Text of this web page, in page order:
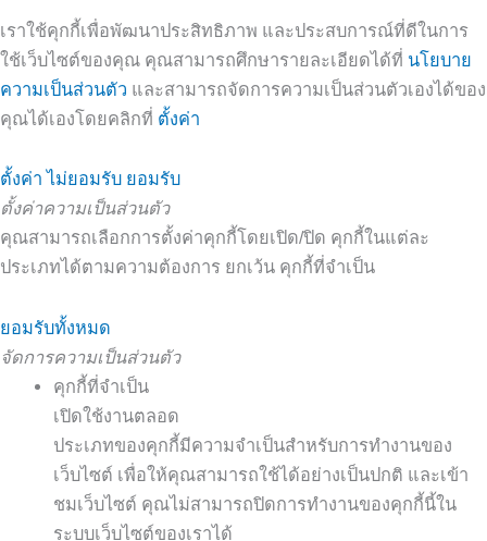
เราใช้คุกกี้เพื่อพัฒนาประสิทธิภาพ และประสบการณ์ที่ดีในการ
ใช้เว็บไซต์ของคุณ คุณสามารถศึกษารายละเอียดได้ที่ นโยบาย
ความเป็นส่วนตัว และสามารถจัดการความเป็นส่วนตัวเองได้ของ
คุณได้เองโดยคลิกที่ ตั้งค่า
ตั้งค่า ไม่ยอมรับ ยอมรับ
ตั้งค่าความเป็นส่วนตัว
คุณสามารถเลือกการตั้งค่าคุกกี้โดยเปิด/ปิด คุกกี้ในแต่ละ
ประเภทได้ตามความต้องการ ยกเว้น คุกกี้ที่จำเป็น
ยอมรับทั้งหมด
จัดการความเป็นส่วนตัว
คุกกี้ที่จำเป็น
เปิดใช้งานตลอด
ประเภทของคุกกี้มีความจำเป็นสำหรับการทำงานของ
เว็บไซต์ เพื่อให้คุณสามารถใช้ได้อย่างเป็นปกติ และเข้า
ชมเว็บไซต์ คุณไม่สามารถปิดการทำงานของคุกกี้นี้ใน
ระบบเว็บไซต์ของเราได้